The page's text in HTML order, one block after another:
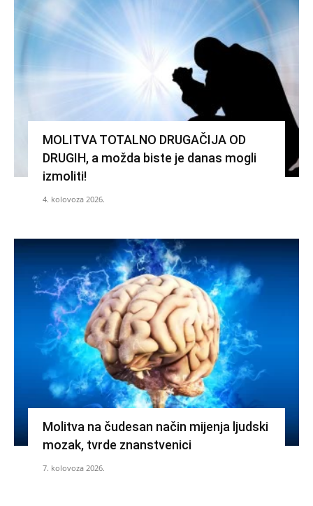
MOLITVA TOTALNO DRUGAČIJA OD
DRUGIH, a možda biste je danas mogli
izmoliti!
4. kolovoza 2026.
Molitva na čudesan način mijenja ljudski
mozak, tvrde znanstvenici
7. kolovoza 2026.